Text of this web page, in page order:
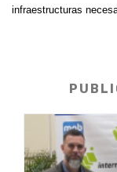
infraestructuras